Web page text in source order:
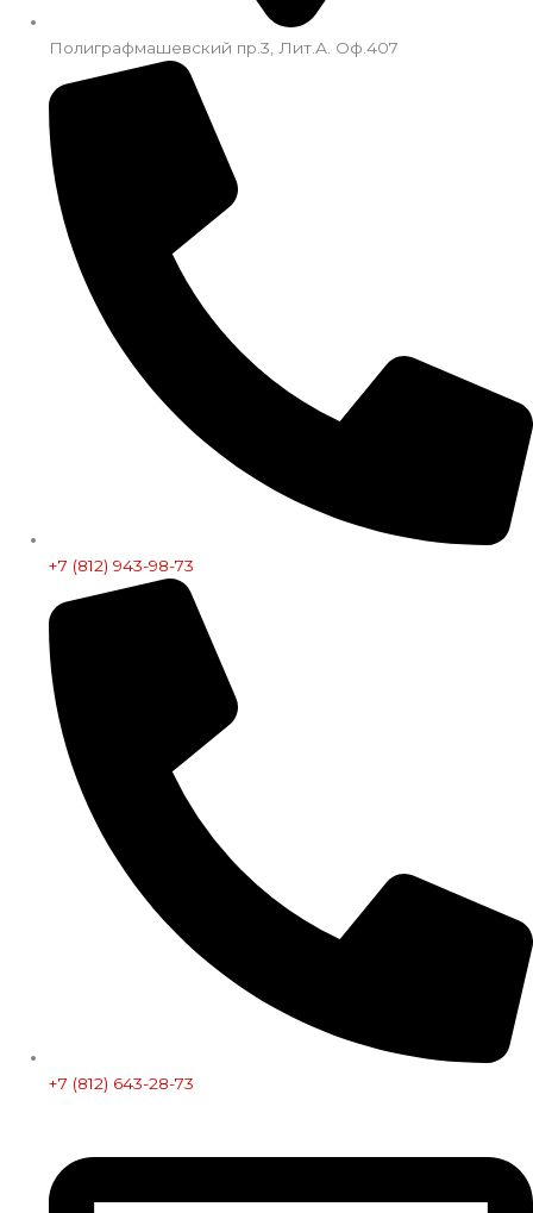
Полиграфмашевский пр.3, Лит.А. Оф.407
+7 (812) 943-98-73
+7 (812) 643-28-73